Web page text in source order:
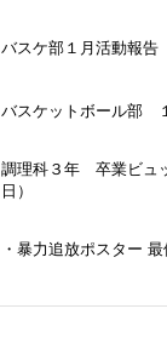
バスケ部１月活動報告
バスケットボール部
調理科３年 卒業ビュ
日）
・暴力追放ポスター